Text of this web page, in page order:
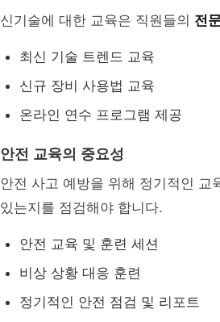
신기술에 대한 교육은 직원들의 전
최신 기술 트렌드 교육
신규 장비 사용법 교육
온라인 연수 프로그램 제공
안전 교육의 중요성
안전 사고 예방을 위해 정기적인 교
있는지를 점검해야 합니다.
안전 교육 및 훈련 세션
비상 상황 대응 훈련
정기적인 안전 점검 및 리포트